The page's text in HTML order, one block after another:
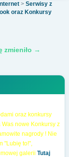
> Serwisy z
oraz Konkursy
zmieniło →
oraz konkursy
nowe Konkursy z
nagrody ! Nie
"Lubię to!",
galerii Tutaj